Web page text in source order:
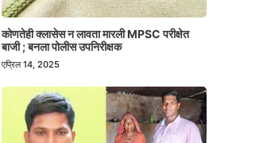
कोणतेही क्लासेस न लावता मारली MPSC परीक्षेत
बाजी ; बनला पोलीस उपनिरीक्षक
एप्रिल 14, 2025